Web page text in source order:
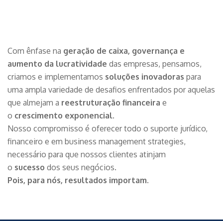
Com ênfase na geração de caixa, governança e
aumento da lucratividade das empresas, pensamos,
criamos e implementamos soluções inovadoras para
uma ampla variedade de desafios enfrentados por aquelas
que almejam a reestruturação financeira e
o crescimento exponencial.
Nosso compromisso é oferecer todo o suporte jurídico,
financeiro e em business management strategies,
necessário para que nossos clientes atinjam
o sucesso dos seus negócios.
Pois, para nós, resultados importam.